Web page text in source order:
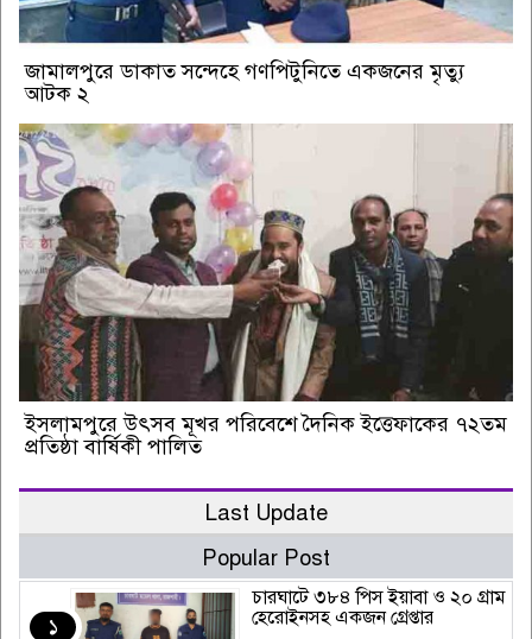
জামালপুরে ডাকাত সন্দেহে গণপিটুনিতে একজনের মৃত্যু
আটক ২
ইসলামপুরে উৎসব মূখর পরিবেশে দৈনিক ইত্তেফাকের ৭২তম
প্রতিষ্ঠা বার্ষিকী পালিত
Last Update
Popular Post
১
চারঘাটে ৩৮৪ পিস ইয়াবা ও ২০ গ্রাম
হেরোইনসহ একজন গ্রেপ্তার